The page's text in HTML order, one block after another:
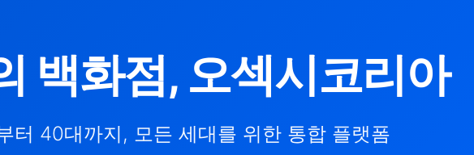
백화점, 오섹시코리아
터 40대까지, 모든 세대를 위한 통합 플랫폼